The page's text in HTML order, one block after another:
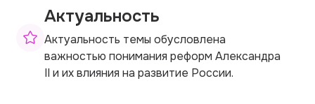
Актуальность
Актуальность темы обусловлена
важностью понимания реформ Александра
II и их влияния на развитие России.